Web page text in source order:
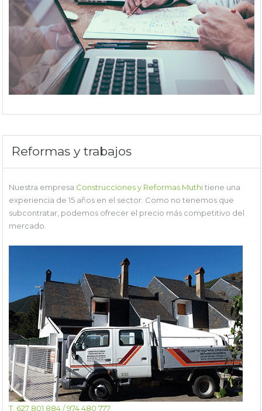
Reformas y trabajos
Nuestra empresa Construcciones y Reformas Muthitiene una
experiencia de 15 años en el sector. Como no tenemos que
subcontratar, podemos ofrecer el precio más competitivo del
mercado.
T. 627 801 884 / 974 480 777